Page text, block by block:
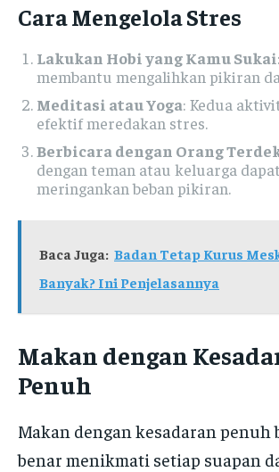
Cara Mengelola Stres
Lakukan Hobi yang Kamu Sukai
membantu mengalihkan pikiran
Meditasi atau Yoga: Kedua
efektif meredakan stres.
Berbicara dengan Orang
dengan teman atau keluarga
meringankan beban pikiran.
Baca Juga: Badan Tetap Kurus
Banyak? Ini Penjelasannya
Makan dengan
Penuh
Makan dengan kesadaran penuh
benar menikmati setiap suapan